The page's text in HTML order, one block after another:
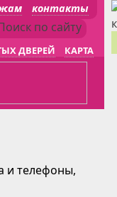
контакты
ДВЕРЕЙ КАРТА
и телефоны,